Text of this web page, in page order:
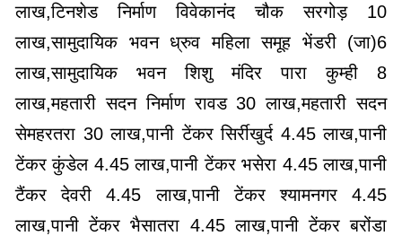
लाख,टिनशेड निर्माण विवेकानंद चौक सरगोड़ 10
लाख,सामुदायिक भवन ध्रुव महिला समूह भेंडरी (जा)6
लाख,सामुदायिक भवन शिशु मंदिर पारा कुम्ही 8
लाख,महतारी सदन निर्माण रावड 30 लाख,महतारी सदन
सेमहरतरा 30 लाख,पानी टेंकर सिर्रीखुर्द 4.45 लाख,पानी
टेंकर कुंडेल 4.45 लाख,पानी टेंकर भसेरा 4.45 लाख,पानी
टैंकर देवरी 4.45 लाख,पानी टेंकर श्यामनगर 4.45
लाख,पानी टेंकर भैसातरा 4.45 लाख,पानी टेंकर बरोंडा